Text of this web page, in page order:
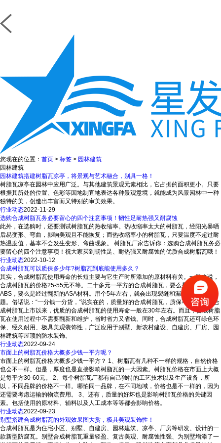
您现在的位置： 首页 > 标签 > 园林建筑
园林建筑
园林建筑搭建树脂瓦凉亭，将景观与艺术融合，别具一格！
树脂瓦凉亭在园林中应用广泛。与其他建筑景观元素相比，它占据的面积更小。只要
根据其所处的位置、色彩等因地制宜地表达各种景观意境，就能成为风景园林中一种
独特的美，创造出丰富而又特别的审美效果。
行业动态2022-11-29
选购合成树脂瓦务必要留心的四个注意事项！韧性足耐热强又耐腐蚀
此外，在选购时，还要测试树脂瓦的热收缩率。热收缩率太大的树脂瓦，经阳光暴晒
后易变形、弯曲，影响美观且不能恢复；而热收缩率小的树脂瓦，只要温度不超过耐
热温度值，基本不会发生变形、弯曲现象。 树脂瓦厂家告诉你：选购合成树脂瓦务必
要留心的四个注意事项！祝大家买到韧性足、耐热强又耐腐蚀的优质合成树脂瓦哦！
行业动态2022-10-12
合成树脂瓦可以质保多少年?树脂瓦到底能使用多久？
其实，合成树脂瓦使用寿命的长短主要与它生产时所添加的原材料有关。一般来说，
合成树脂瓦的价格25-55元不等。二十多元一平方的合成树脂瓦，要么是劣质的
ABS，要么是经过翻新的ASA材料。用个5年左右，就会出现裂缝和漏水等一系列问
题。俗话说：“一分钱一分货，”说实在的，质量好的合成树脂瓦，质保可达30年。 合
成树脂瓦上市以来，优质的合成树脂瓦的使用寿命一般在30年左右。而且，合成树脂
瓦在使用过程中不需要翻新和维护，省时省力又省钱。同时，合成树脂瓦还可绿色环
保、经久耐用、极具美观装饰性，广泛应用于别墅、新农村建设、自建房、厂房、园
林建筑等屋顶的防水装饰。
行业动态2022-09-24
市面上的树脂瓦价格大概多少钱一平方呢？
市面上的树脂瓦价格大概多少钱一平方？ 1、树脂瓦有几种不一样的规格，自然价格
也会不一样。但是，厚度也是直接影响树脂瓦的一大因素。树脂瓦价格在市面上大概
是每平方30-60元。 2、每个树脂瓦厂都有自己独特的工艺技术以及生产设备，所
以，不同品牌的价格不一样。哪怕同一品牌，在不同地域，价格也是不一样的，因为
还需要考虑运输的物流费用。 3、还有，质量的好坏也是影响树脂瓦价格的关键因
素。包括使用的原材料、辅料以及人工成本等等都会影响价格。
行业动态2022-09-23
别墅搭建合成树脂瓦的外观效果图大赏，极具美观装饰性！
合成树脂瓦是为住宅小区、别墅、自建房、园林建筑、凉亭、厂房等研发、设计的一
款新型防腐瓦。别墅合成树脂瓦重量轻盈、复古美观、耐腐蚀性强、为别墅增添了一